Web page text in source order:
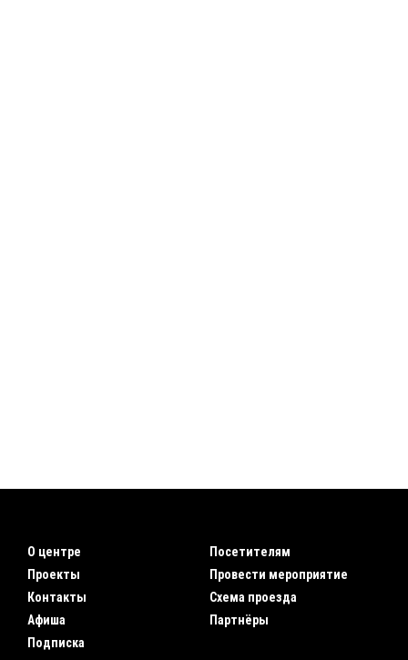
О центре
Проекты
Контакты
Афиша
Подписка
Посетителям
Провести мероприятие
Схема проезда
Партнёры